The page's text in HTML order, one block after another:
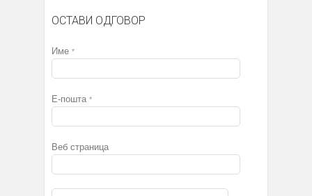
ОСТАВИ ОДГОВОР
Име *
Е-пошта *
Веб страница